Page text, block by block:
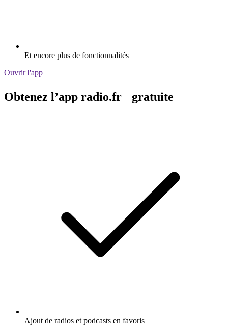
Et encore plus de fonctionnalités
Ouvrir l'app
Obtenez l’app radio.fr gratuite
Ajout de radios et podcasts en favoris